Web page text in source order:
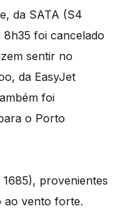
da SATA (S4
foi cancelado
sentir no
da EasyJet
foi
o Porto
provenientes
ao vento forte.